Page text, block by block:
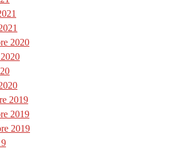
2020
2019
2019
2019